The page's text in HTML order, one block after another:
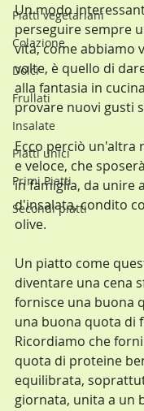
Piatti vegetariani
Colazione
Dolci
Frullati
Insalate
Piatti unici
Primi Piatti
Secondi piatti
Un modo
perseguire sempre
vita, come abbiamo
volte, è quello di
alla fantasia in
provare nuovi gusti
Ecco perciò un'altra
e veloce, che
in famiglia, da unire
d'insalata, condito
olive.
Un piatto come
diventare una cena
fornisce una buona
una buona quota di
Ricordiamo che
quota di proteine
equilibrata,
giornata, unita a un